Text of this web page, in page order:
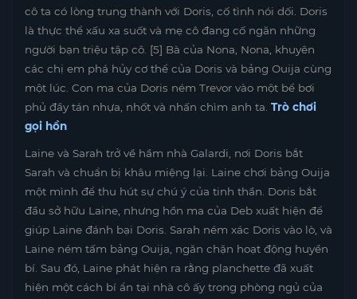
cô ta có lòng trung thành với Doris, cố tình nói dối. Doris
là thực thể xấu xa suốt và mẹ cô đang cố ngăn những
người bạn triệu tập cô. [5] Bà của Nona, Nona, khuyên
các chị em phá hủy cơ thể của Doris và bảng Ouija cùng
một lúc. Con ma của Doris ném Trevor vào một bể bơi
phủ đầy tán nhựa, nhốt và nhấn chìm anh ta. Trò chơi
gọi hồn
Laine và Sarah trở về hầm nhà Galardi, nơi Doris bắt
Sarah và chuẩn bị khâu miệng lại. Laine chơi bảng Ouija
một mình để thu hút sự chú ý của tinh thần. Doris bắt
đầu sở hữu Laine, nhưng hồn ma của Deb xuất hiện để
giúp Laine đánh bại Doris. Sarah ném xác Doris vào lò, và
Laine ném tấm bảng Ouija, ngăn chặn hoạt động huyền
bí. Sau đó, Laine phát hiện ra rằng planchette đã xuất
hiện một cách bí ẩn tại nhà cô ấy trong phòng ngủ của